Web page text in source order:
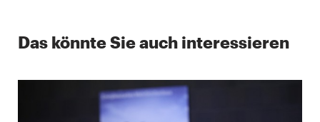
Das könnte Sie auch interessieren